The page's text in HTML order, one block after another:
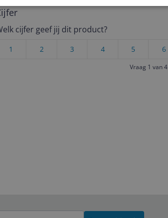
cijfer geef jij dit product?
6
5
4
3
2
1
Vraag 1 van 4